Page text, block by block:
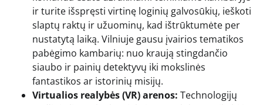
ir turite išspręsti virtinę loginių galvosūkių, ieškoti
slaptų raktų ir užuominų, kad ištrūktumėte per
nustatytą laiką. Vilniuje gausu įvairios tematikos
pabėgimo kambarių: nuo kraują stingdančio
siaubo ir painių detektyvų iki mokslinės
fantastikos ar istorinių misijų.
Virtualios realybės (VR) arenos: Technologijų